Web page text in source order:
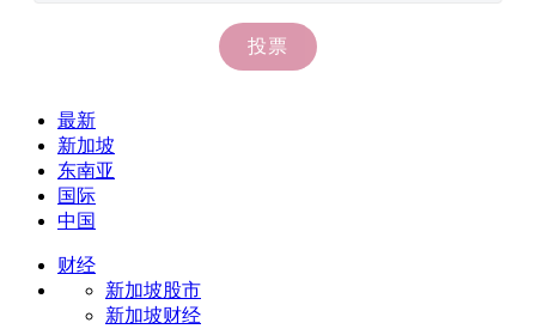
最新
新加坡
东南亚
国际
中国
财经
新加坡股市
新加坡财经